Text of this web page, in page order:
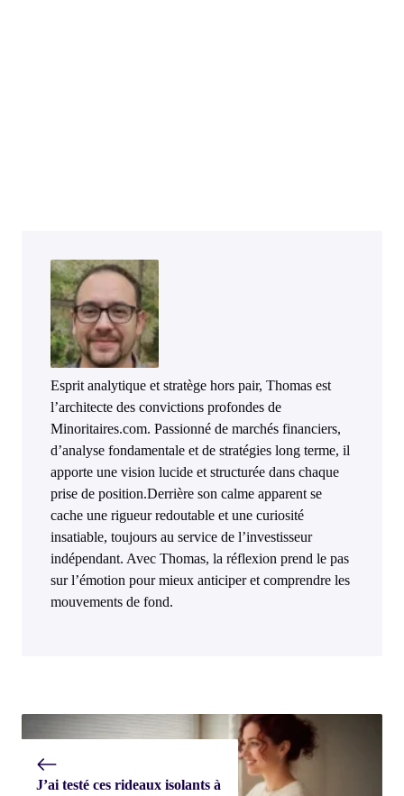
Esprit analytique et stratège hors pair, Thomas est
l’architecte des convictions profondes de
Minoritaires.com. Passionné de marchés financiers,
d’analyse fondamentale et de stratégies long terme, il
apporte une vision lucide et structurée dans chaque
prise de position.Derrière son calme apparent se
cache une rigueur redoutable et une curiosité
insatiable, toujours au service de l’investisseur
indépendant. Avec Thomas, la réflexion prend le pas
sur l’émotion pour mieux anticiper et comprendre les
mouvements de fond.
J’ai testé ces rideaux isolants à